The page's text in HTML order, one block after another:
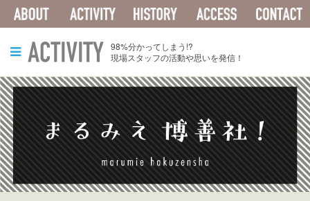
98%分かってしまう!?
現場スタッフの活動や思いを発信！